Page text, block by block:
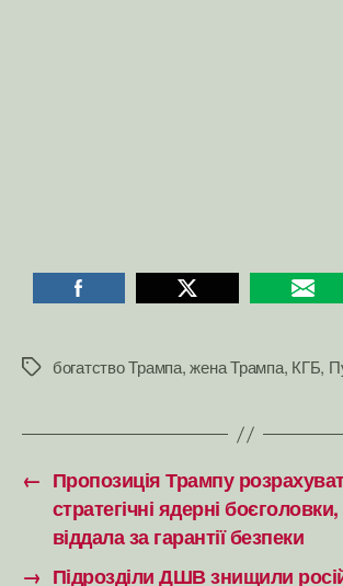
Позначкибогатство Трампа,жена Трампа, КГБ,
← Пропозиція Трампу
стратегічні ядерні боєголовки,
віддала за гарантії безпеки
→ Підрозділи ДШВ знищили